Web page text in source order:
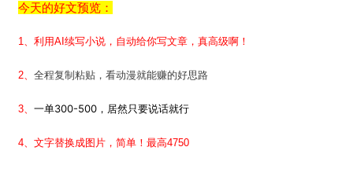
今天的好文预览：
1、利用AI续写小说，自动给你写文章，真高级啊！
2、 全程复制粘贴，看动漫就能赚的好思路
3、 一单300-500，居然只要说话就行
4、文字替换成图片，简单！最高4750